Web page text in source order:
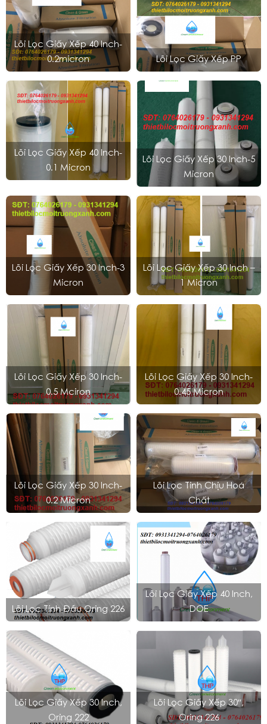
Lõi Lọc Giấy Xếp 40 Inch-
0.2micron
Lõi Lọc Giấy Xếp PP
Lõi Lọc Giấy Xếp 40 Inch-
0.1 Micron
Lõi Lọc Giấy Xếp 30 Inch-5
Micron
Lõi Lọc Giấy Xếp 30 Inch-3
Micron
Lõi Lọc Giấy Xếp 30 Inch –
1 Micron
Lõi Lọc Giấy Xếp 30 Inch-
0.5 Mciron
Lõi Lọc Giấy Xếp 30 Inch-
0.45 Micron
Lõi Lọc Giấy Xếp 30 Inch-
0.2 Micron
Lõi Lọc Tinh Chịu Hoá
Chất
Lõi Lọc Tinh Đầu Oring 226
Lõi Lọc Giấy Xếp 40 Inch,
DOE
Lõi Lọc Giấy Xếp 30 Inch,
Oring 222
Lõi Lọc Giấy Xếp 30″,
Oring 226